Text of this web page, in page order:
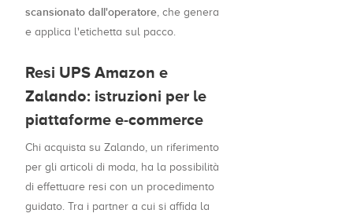
scansionato dall'operatore, che genera
e applica l'etichetta sul pacco.
Resi UPS Amazon e
Zalando: istruzioni per le
piattaforme e-commerce
Chi acquista su Zalando, un riferimento
per gli articoli di moda, ha la possibilità
di effettuare resi con un procedimento
guidato. Tra i partner a cui si affida la